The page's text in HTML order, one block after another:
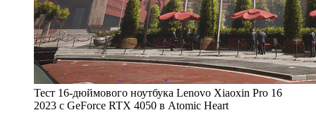
Тест 16-дюймового ноутбука Lenovo Xiaoxin Pro 16
2023 c GeForce RTX 4050 в Atomic Heart